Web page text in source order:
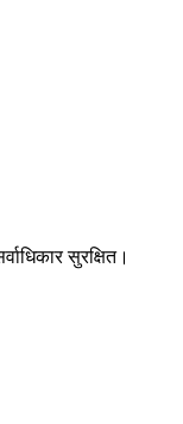
सुरक्षित।